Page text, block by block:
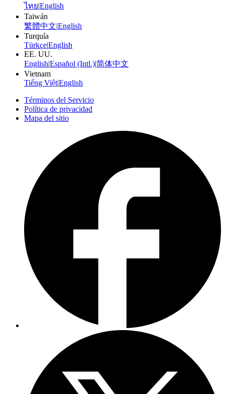
ไทย|English
Taiwán
繁體中文|English
Turquía
Türkçe|English
EE. UU.
English|Español (Intl.)|简体中文
Vietnam
Tiếng Việt|English
Términos del Servicio
Política de privacidad
Mapa del sitio